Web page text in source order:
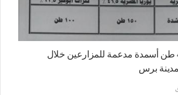
زراعة قنا تضخ 450 طن أسمدة مدعمة للمزارعين خلال